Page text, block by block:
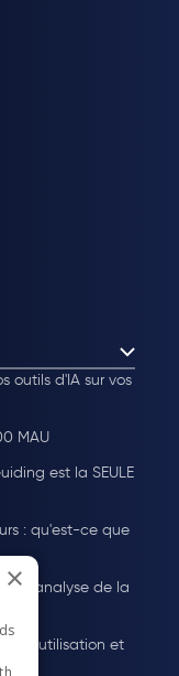
outils d'IA sur vos
MAU
est la SEULE
: qu'est-ce que
et analyse de la
d'utilisation et
×